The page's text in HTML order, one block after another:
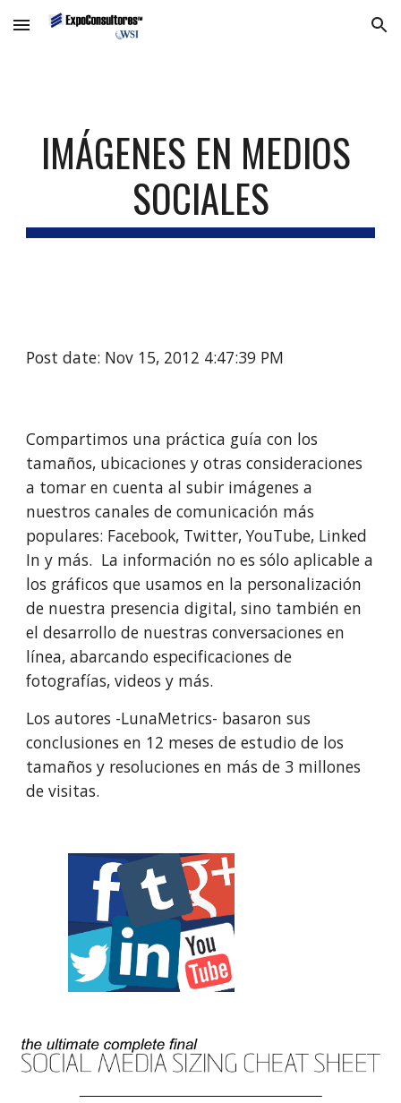
Skip to main content Skip to navigation
IMÁGENES EN MEDIOS
SOCIALES
Post date: Nov 15, 2012 4:47:39 PM
Compartimos una práctica guía con los
tamaños, ubicaciones y otras consideraciones
a tomar en cuenta al subir imágenes a
nuestros canales de comunicación más
populares: Facebook, Twitter, YouTube, Linked
In y más.  La información no es sólo aplicable a
los gráficos que usamos en la personalización
de nuestra presencia digital, sino también en
el desarrollo de nuestras conversaciones en
línea, abarcando especificaciones de
fotografías, videos y más.
Los autores -LunaMetrics- basaron sus
conclusiones en 12 meses de estudio de los
tamaños y resoluciones en más de 3 millones
de visitas.